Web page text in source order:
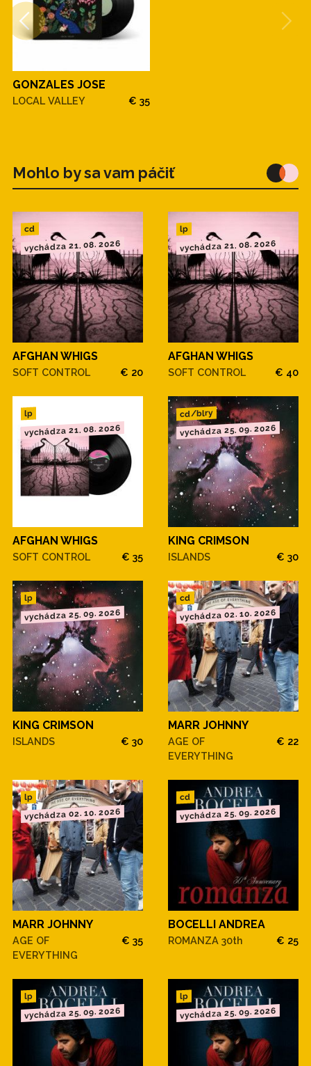
GONZALES JOSE
LOCAL VALLEY € 35
Mohlo by sa vam páčiť
cd
vychádza 21. 08. 2026
AFGHAN WHIGS
SOFT CONTROL € 20
lp
vychádza 21. 08. 2026
AFGHAN WHIGS
SOFT CONTROL € 40
lp
vychádza 21. 08. 2026
AFGHAN WHIGS
SOFT CONTROL € 35
cd/blry
vychádza 25. 09. 2026
KING CRIMSON
ISLANDS € 30
lp
vychádza 25. 09. 2026
KING CRIMSON
ISLANDS € 30
cd
vychádza 02. 10. 2026
MARR JOHNNY
AGE OF
EVERYTHING
€ 22
lp
vychádza 02. 10. 2026
MARR JOHNNY
AGE OF
EVERYTHING
€ 35
cd
vychádza 25. 09. 2026
BOCELLI ANDREA
ROMANZA 30th € 25
lp
vychádza 25. 09. 2026
lp
vychádza 25. 09. 2026